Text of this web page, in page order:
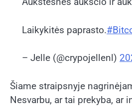
Laikykitės paprasto.
– Jelle (@crypojellenl)
Šiame straipsnyje
Nesvarbu, ar tai prekyba,